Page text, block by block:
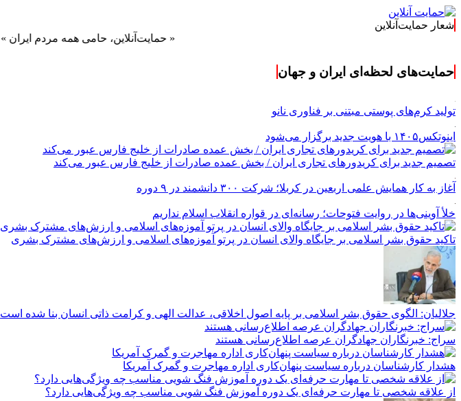
شعار حمایت‌آنلاین
« حمایت‌آنلاین، حامی همه مردم ایران »
حمایت‌های لحظه‌ای ایران و جهان
تولید کرم‌های پوستی مبتنی بر فناوری نانو
اینوتکس۱۴۰۵ با هویت جدید برگزار می‌شود
تصمیم جدید برای کریدورهای تجاری ایران / بخش عمده صادرات از خلیج فارس عبور می‌کند
آغاز به کار همایش علمی اربعین در کربلا؛ شرکت ۳۰۰ دانشمند در ۹ دوره
خلأ آوینی‌ها در روایت فتوحات؛ رسانه‌ای در قواره انقلاب اسلام نداریم
تاکید حقوق بشر اسلامی بر جایگاه والای انسان در پرتو آموزه‌های اسلامی و ارزش‌های مشترک بشری
جلالیان: الگوی حقوق بشر اسلامی بر پایه اصول اخلاقی، عدالت الهی و کرامت ذاتی انسان بنا شده است
سراج: خبرنگاران جهادگران عرصه اطلاع‌رسانی هستند
هشدار کارشناسان درباره سیاست پنهان‌کاری اداره مهاجرت و گمرک آمریکا
از علاقه شخصی تا مهارت حرفه‌ای یک دوره آموزش فنگ شویی مناسب چه ویژگی‌هایی دارد؟